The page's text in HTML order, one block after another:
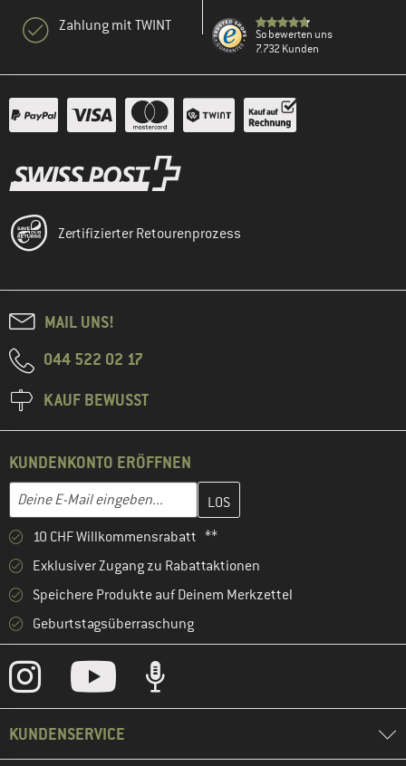
Zahlung mit TWINT
So bewerten uns
7.732 Kunden
Zertifizierter Retourenprozess
MAIL UNS!
044 522 02 17
KAUF BEWUSST
KUNDENKONTO ERÖFFNEN
E-Mail-Adresse
Gib hier deine E-Mail-Adresse ein und erstelle im nächsten
10 CHF Willkommensrabatt **
Exklusiver Zugang zu Rabattaktionen
Speichere Produkte auf Deinem Merkzettel
Geburtstagsüberraschung
KUNDENSERVICE